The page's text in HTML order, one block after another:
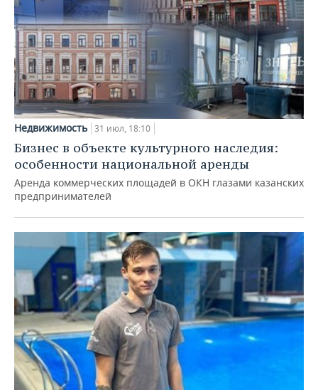
Недвижимость 31 июл, 18:10
Бизнес в объекте культурного наследия:
особенности национальной аренды
Аренда коммерческих площадей в ОКН глазами казанских
предпринимателей